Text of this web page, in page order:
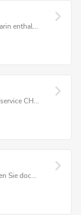
enthal...
CH...
Sie doc...